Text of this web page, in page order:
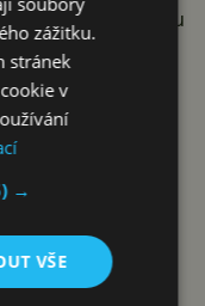
na zahradu, terasu
C246D
zážitku.
stránek
v
→
VŠE